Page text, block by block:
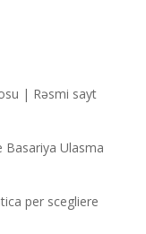
| Rəsmi sayt
Basariya Ulasma
per scegliere